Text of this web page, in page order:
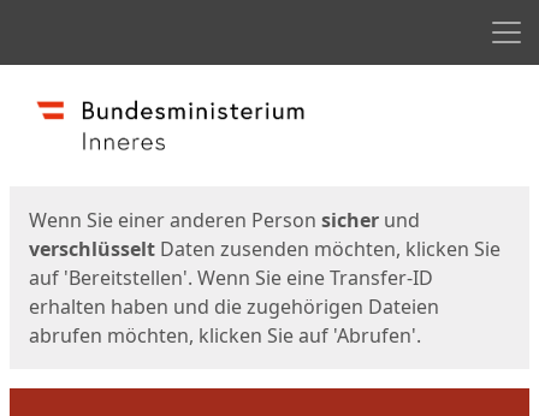
Start
Wenn Sie einer anderen Person sicher und
verschlüsselt Daten zusenden möchten, klicken Sie
auf 'Bereitstellen'. Wenn Sie eine Transfer-ID
erhalten haben und die zugehörigen Dateien
abrufen möchten, klicken Sie auf 'Abrufen'.